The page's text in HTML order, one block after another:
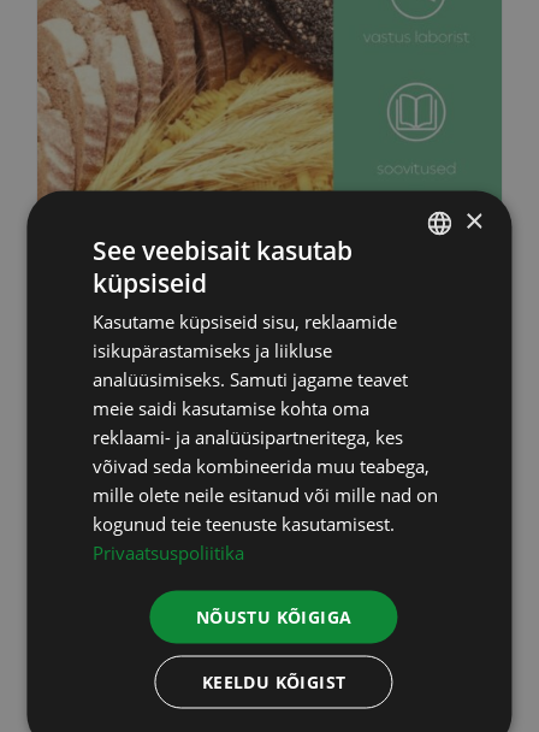
Tsöliaakia DNA test (kodus)
89,00€ sisaldab KM
Lisa korvi
×
See veebisait kasutab
küpsiseid
Kasutame küpsiseid sisu, reklaamide
isikupärastamiseks ja liikluse
analüüsimiseks. Samuti jagame teavet
meie saidi kasutamise kohta oma
reklaami- ja analüüsipartneritega, kes
võivad seda kombineerida muu teabega,
mille olete neile esitanud või mille nad on
kogunud teie teenuste kasutamisest.
Privaatsuspoliitika
NÕUSTU KÕIGIGA
KEELDU KÕIGIST